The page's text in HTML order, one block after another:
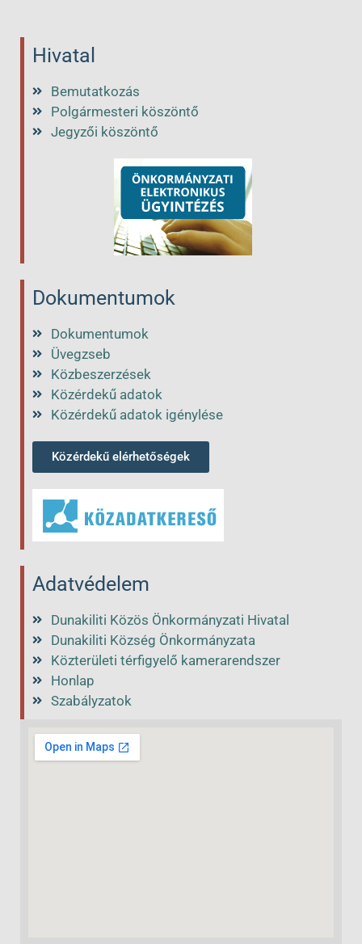
Hivatal
Bemutatkozás
Polgármesteri köszöntő
Jegyzői köszöntő
Dokumentumok
Dokumentumok
Üvegzseb
Közbeszerzések
Közérdekű adatok
Közérdekű adatok igénylése
Közérdekű elérhetőségek
Adatvédelem
Dunakiliti Közös Önkormányzati Hivatal
Dunakiliti Község Önkormányzata
Közterületi térfigyelő kamerarendszer
Honlap
Szabályzatok